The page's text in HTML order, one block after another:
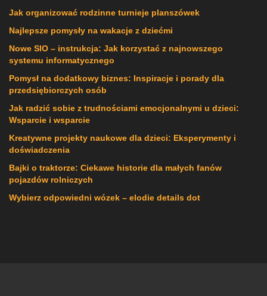
Jak organizować rodzinne turnieje planszówek
Najlepsze pomysły na wakacje z dziećmi
Nowe SIO – instrukcja: Jak korzystać z najnowszego
systemu informatycznego
Pomysł na dodatkowy biznes: Inspiracje i porady dla
przedsiębiorczych osób
Jak radzić sobie z trudnościami emocjonalnymi u dzieci:
Wsparcie i wsparcie
Kreatywne projekty naukowe dla dzieci: Eksperymenty i
doświadczenia
Bajki o traktorze: Ciekawe historie dla małych fanów
pojazdów rolniczych
Wybierz odpowiedni wózek – elodie details dot